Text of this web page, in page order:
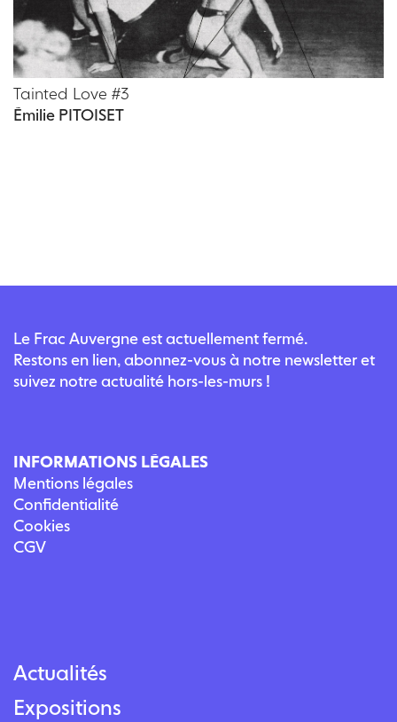
Tainted Love #3
Émilie PITOISET
Le Frac Auvergne est actuellement fermé.
Restons en lien, abonnez-vous à notre newsletter et
suivez notre actualité hors-les-murs !
INFORMATIONS LÉGALES
Mentions légales
Confidentialité
Cookies
CGV
Actualités
Expositions